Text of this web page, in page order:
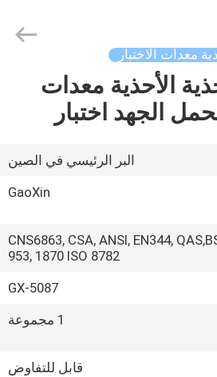
معدات الاختبار
الأحذية معدات
الجهد اختبار
البر الرئيسي في الصين
GaoXin
CNS6863, CSA, ANSI, EN344,
953, 1870 ISO 8782
GX-5087
1 مجموعة
قابل للتفاوض